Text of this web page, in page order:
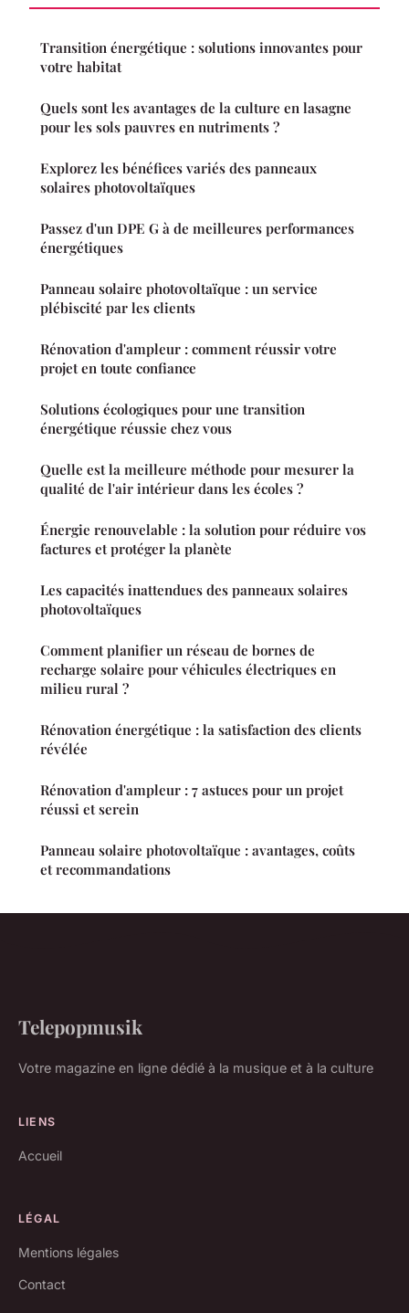
Transition énergétique : solutions innovantes pour
votre habitat
Quels sont les avantages de la culture en lasagne
pour les sols pauvres en nutriments ?
Explorez les bénéfices variés des panneaux
solaires photovoltaïques
Passez d'un DPE G à de meilleures performances
énergétiques
Panneau solaire photovoltaïque : un service
plébiscité par les clients
Rénovation d'ampleur : comment réussir votre
projet en toute confiance
Solutions écologiques pour une transition
énergétique réussie chez vous
Quelle est la meilleure méthode pour mesurer la
qualité de l'air intérieur dans les écoles ?
Énergie renouvelable : la solution pour réduire vos
factures et protéger la planète
Les capacités inattendues des panneaux solaires
photovoltaïques
Comment planifier un réseau de bornes de
recharge solaire pour véhicules électriques en
milieu rural ?
Rénovation énergétique : la satisfaction des clients
révélée
Rénovation d'ampleur : 7 astuces pour un projet
réussi et serein
Panneau solaire photovoltaïque : avantages, coûts
et recommandations
Telepopmusik
Votre magazine en ligne dédié à la musique et à la culture
LIENS
Accueil
LÉGAL
Mentions légales
Contact